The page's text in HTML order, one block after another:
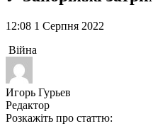
12:08 1 Серпня 2022
Війна
Игорь Гурьев
Редактор
Розкажіть про статтю: